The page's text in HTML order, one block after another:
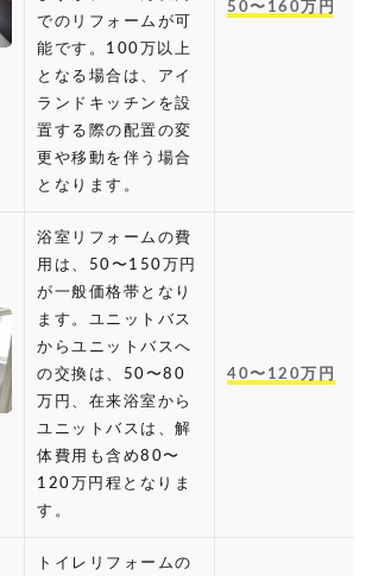
でのリフォームが可
能です。100万以上
となる場合は、アイ
ランドキッチンを設
置する際の配置の変
更や移動を伴う場合
となります。
50〜160万円
浴室リフォームの費
用は、50〜150万円
が一般価格帯となり
ます。ユニットバス
からユニットバスへ
の交換は、50〜80
万円、在来浴室から
ユニットバスは、解
体費用も含め80〜
120万円程となりま
す。
40〜120万円
トイレリフォームの